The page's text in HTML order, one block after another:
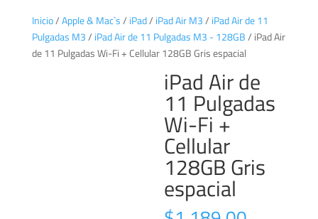
Inicio/Apple & Mac`s/ iPad/ iPad Air M3/ iPad Air de 11
Pulgadas M3/ iPad Air de 11 Pulgadas M3 - 128GB/ iPad Air
de 11 Pulgadas Wi-Fi + Cellular 128GB Gris espacial
iPad Air de
11 Pulgadas
Wi-Fi +
Cellular
128GB Gris
espacial